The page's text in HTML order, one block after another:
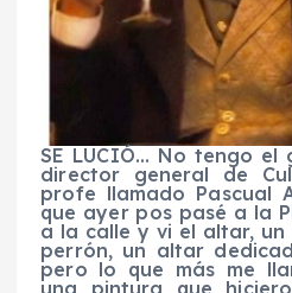
SE LUCIÓ… No tengo
director general de
profe llamado Pascual
que ayer pos pasé a la
a la calle y vi el altar,
perrón, un altar
pero lo que más me
una pintura que